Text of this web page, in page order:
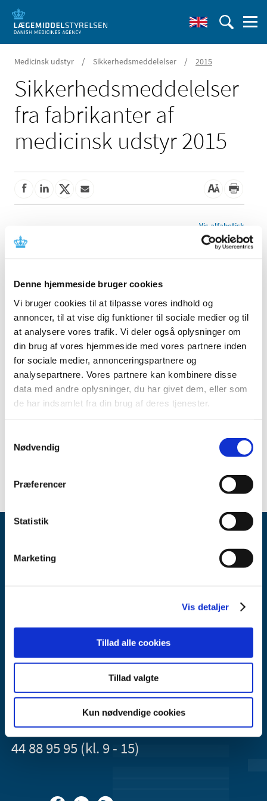
Denne hjemmeside bruger cookies
Vi bruger cookies til at tilpasse vores indhold og
annoncer, til at vise dig funktioner til sociale medier og til
at analysere vores trafik. Vi deler også oplysninger om
din brug af vores hjemmeside med vores partnere inden
for sociale medier, annonceringspartnere og
analysepartnere. Vores partnere kan kombinere disse
data med andre oplysninger, du har givet dem, eller som
de har indsamlet fra din brug af deres tjenester.
Nødvendig
Præferencer
Statistik
Marketing
Vis detaljer
Tillad alle cookies
Tillad valgte
Kun nødvendige cookies
Medicinsk udstyr / Sikkerhedsmeddelelser / 2015
Sikkerheds­meddelelser
fra fabrikanter af
medicinsk udstyr 2015
Vis alfabetisk
Bivona inderkanyle
Emner
Medicinsk udstyr
Alle (395)
TID
2019 (1)
2016 (6)
Lægemiddelstyrelsen er en del af
Sundheds- og Kirkeministeriet.
Kontakt Lægemiddelstyrelsen
44 88 95 95 (kl. 9 - 15)